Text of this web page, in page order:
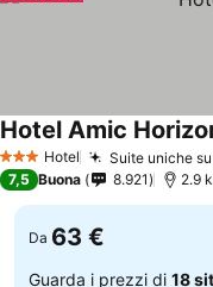
3 StelleHotel Suite uniche
Hotel Amic
7,5 Buona 8.921 2.9
Da 63 €
Guarda i prezzi di 18